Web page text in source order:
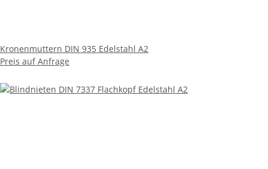
Kronenmuttern DIN 935 Edelstahl A2
Preis auf Anfrage